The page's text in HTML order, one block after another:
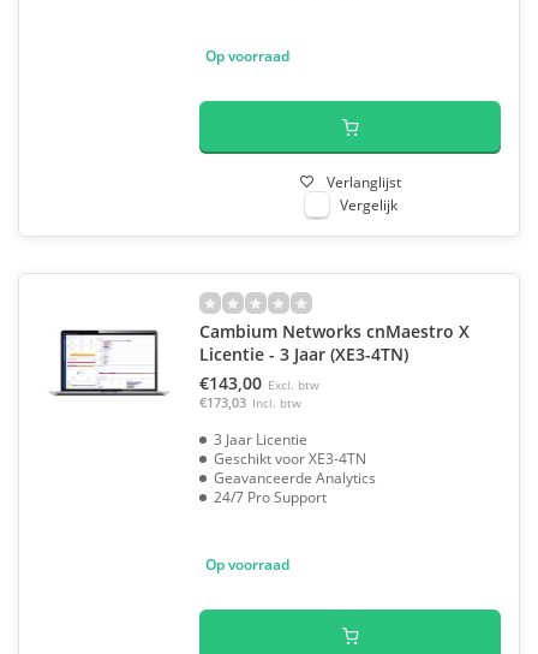
Op voorraad
Verlanglijst
Vergelijk
Cambium Networks cnMaestro X
Licentie - 3 Jaar (XE3-4TN)
€143,00 Excl. btw
€173,03 Incl. btw
3 Jaar Licentie
Geschikt voor XE3-4TN
Geavanceerde Analytics
24/7 Pro Support
Op voorraad